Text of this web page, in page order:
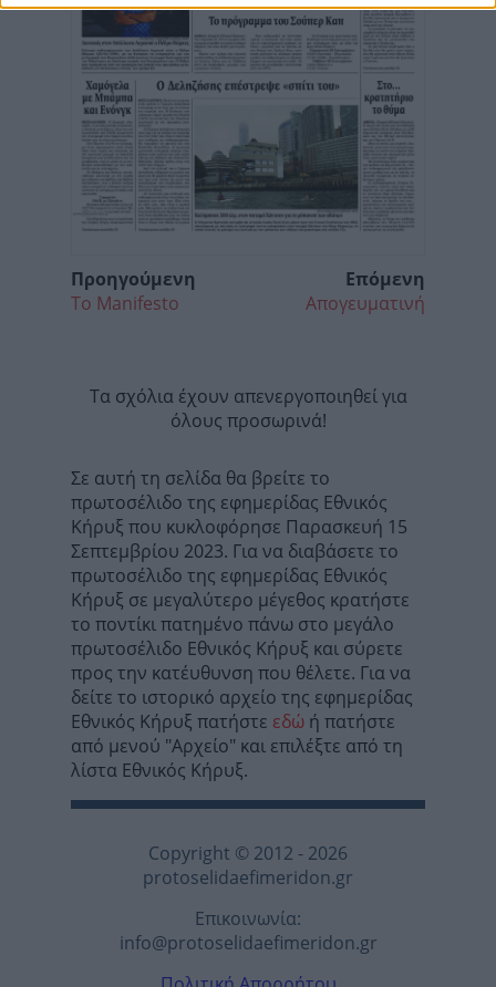
Προηγούμενη
Το Manifesto
Επόμενη
Απογευματινή
Τα σχόλια έχουν απενεργοποιηθεί για
όλους προσωρινά!
Σε αυτή τη σελίδα θα βρείτε το
πρωτοσέλιδο της εφημερίδας Εθνικός
Κήρυξ που κυκλοφόρησε Παρασκευή 15
Σεπτεμβρίου 2023. Για να διαβάσετε το
πρωτοσέλιδο της εφημερίδας Εθνικός
Κήρυξ σε μεγαλύτερο μέγεθος κρατήστε
το ποντίκι πατημένο πάνω στο μεγάλο
πρωτοσέλιδο Εθνικός Κήρυξ και σύρετε
προς την κατέυθυνση που θέλετε. Για να
δείτε το ιστορικό αρχείο της εφημερίδας
Εθνικός Κήρυξ πατήστε εδώ ή πατήστε
από μενού "Αρχείο" και επιλέξτε από τη
λίστα Εθνικός Κήρυξ.
Copyright © 2012 - 2026
protoselidaefimeridon.gr
Επικοινωνία:
info@protoselidaefimeridon.gr